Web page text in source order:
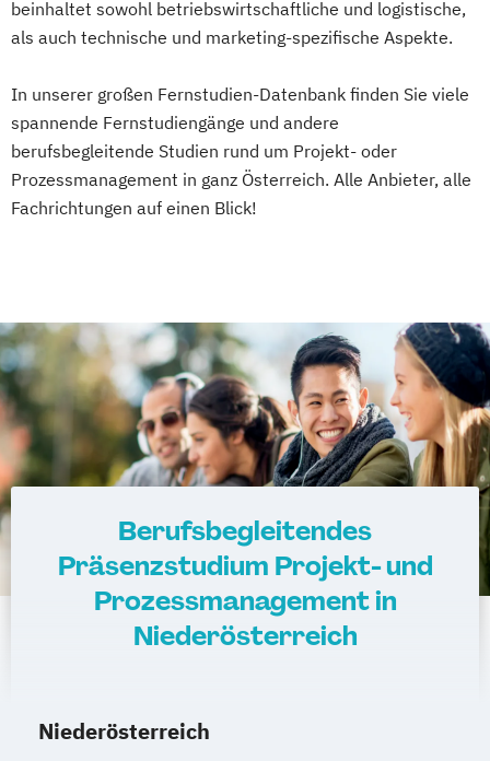
beinhaltet sowohl betriebswirtschaftliche und logistische,
als auch technische und marketing-spezifische Aspekte.
In unserer großen Fernstudien-Datenbank finden Sie viele
spannende Fernstudiengänge und andere
berufsbegleitende Studien rund um Projekt- oder
Prozessmanagement in ganz Österreich. Alle Anbieter, alle
Fachrichtungen auf einen Blick!
Berufsbegleitendes
Präsenzstudium Projekt- und
Prozessmanagement in
Niederösterreich
Niederösterreich